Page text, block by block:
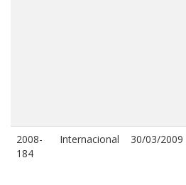
2008-
184
Internacional 30/03/2009